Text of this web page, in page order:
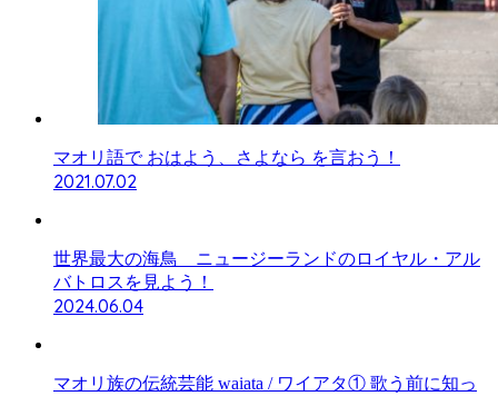
マオリ語で おはよう、さよなら を言おう！
2021.07.02
世界最大の海鳥 ニュージーランドのロイヤル・アル
バトロスを見よう！
2024.06.04
マオリ族の伝統芸能 waiata / ワイアタ① 歌う前に知っ